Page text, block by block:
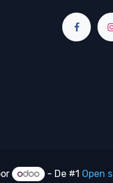
- De #1 Open